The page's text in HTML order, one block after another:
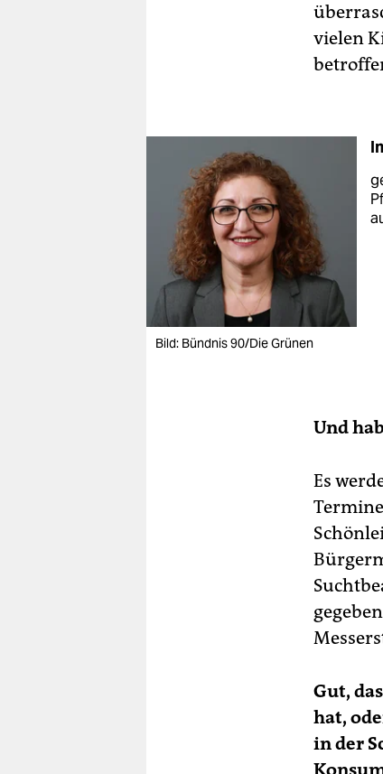
vielen
Bild: Bündnis 90/Die Grünen
Und
Es
Gut,
hat,
in der